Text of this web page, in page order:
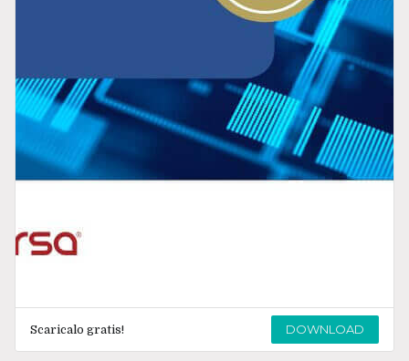
Scaricalo gratis! DOWNLOAD